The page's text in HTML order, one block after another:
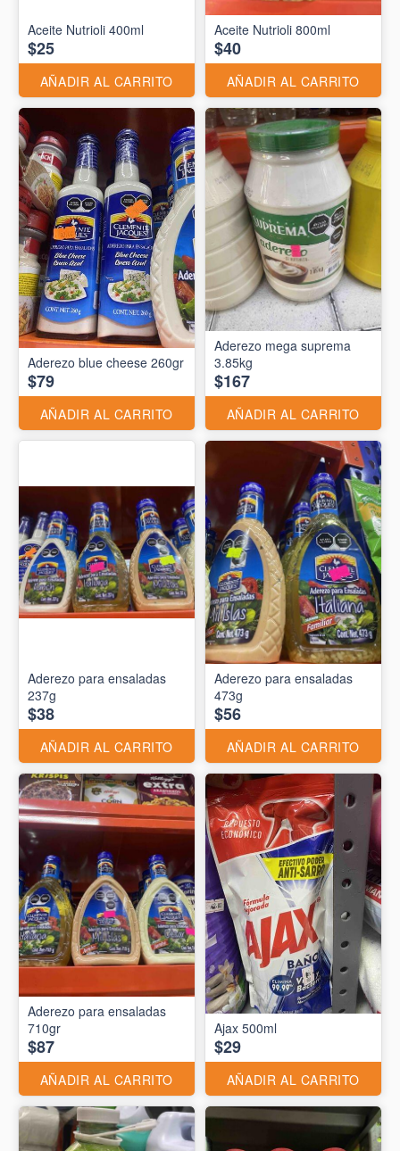
Aceite Nutrioli 400ml
$25
AÑADIR AL CARRITO
Aceite Nutrioli 800ml
$40
AÑADIR AL CARRITO
Aderezo blue cheese 260gr
$79
AÑADIR AL CARRITO
Aderezo mega suprema
3.85kg
$167
AÑADIR AL CARRITO
Aderezo para ensaladas
237g
$38
AÑADIR AL CARRITO
Aderezo para ensaladas
473g
$56
AÑADIR AL CARRITO
Aderezo para ensaladas
710gr
$87
AÑADIR AL CARRITO
Ajax 500ml
$29
AÑADIR AL CARRITO